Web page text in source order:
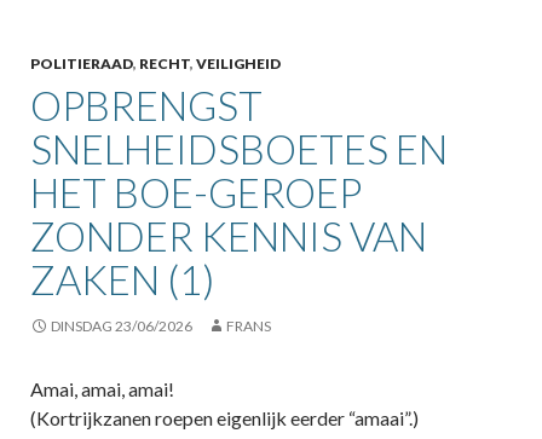
POLITIERAAD, RECHT, VEILIGHEID
OPBRENGST
SNELHEIDSBOETES EN
HET BOE-GEROEP
ZONDER KENNIS VAN
ZAKEN (1)
DINSDAG 23/06/2026 FRANS
Amai, amai, amai!
(Kortrijkzanen roepen eigenlijk eerder “amaai”.)